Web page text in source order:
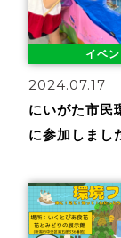
イベン
2024.07.17
にいがた市民
に参加しまし